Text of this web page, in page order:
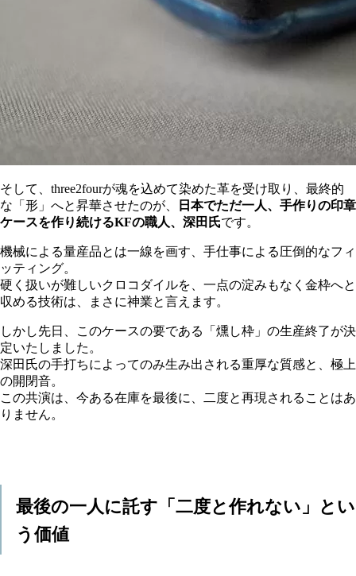
そして、three2fourが魂を込めて染めた革を受け取り、最終的
な「形」へと昇華させたのが、
日本でただ一人、手作りの印章
ケースを作り続けるKFの職人、深田氏です。
機械による量産品とは一線を画す、手仕事による圧倒的なフィ
ッティング。
硬く扱いが難しいクロコダイルを、一点の淀みもなく金枠へと
収める技術は、まさに神業と言えます。
しかし先日、このケースの要である「燻し枠」の生産終了が決
定いたしました。
深田氏の手打ちによってのみ生み出される重厚な質感と、極上
の開閉音。
この共演は、今ある在庫を最後に、二度と再現されることはあ
りません。
最後の一人に託す「二度と作れない」とい
う価値